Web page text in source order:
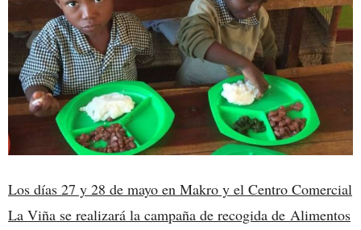
Los días 27 y 28 de mayo en Makro y el Centro Comercial
La Viña se realizará la campaña de recogida de Alimentos